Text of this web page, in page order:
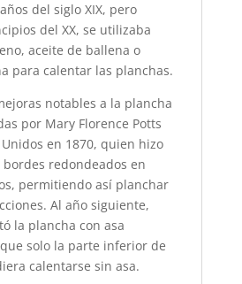
del siglo XIX, pero
del XX, se utilizaba
aceite de ballena o
para calentar las planchas.
notables a la plancha
por Mary Florence Potts
en 1870, quien hizo
redondeados en
permitiendo así planchar
Al año siguiente,
la plancha con asa
solo la parte inferior de
calentarse sin asa.